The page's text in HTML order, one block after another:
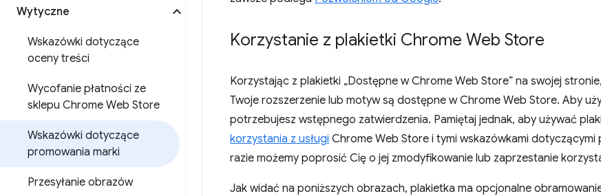
Wytyczne
Wskazówki dotyczące
oceny treści
Wycofanie płatności ze
sklepu Chrome Web Store
Wskazówki dotyczące
promowania marki
Przesyłanie obrazów
Korzystanie z plakietki Chrome Web Store
Korzystając z plakietki „Dostępne w Chrome Web Store” na swojej
Twoje rozszerzenie lub motyw są dostępne w Chrome Web Store. Aby
potrzebujesz wstępnego zatwierdzenia. Pamiętaj jednak, aby używać
korzystania z usługi Chrome Web Store i tymi wskazówkami dotyczącymi
razie możemy poprosić Cię o jej zmodyfikowanie lub zaprzestanie
Jak widać na poniższych obrazach, plakietka ma opcjonalne